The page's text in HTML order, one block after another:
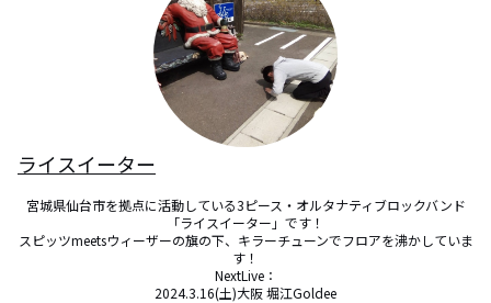
ライスイーター
宮城県仙台市を拠点に活動している3ピース・オルタナティブロックバンド
「ライスイーター」です！
スピッツmeetsウィーザーの旗の下、キラーチューンでフロアを沸かしていま
す！
NextLive：
2024.3.16(土)大阪 堀江Goldee